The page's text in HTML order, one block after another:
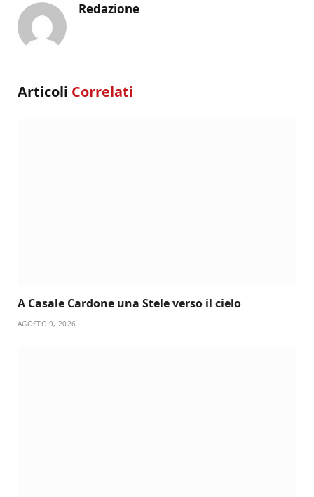
Redazione
Articoli Correlati
A Casale Cardone una Stele verso il cielo
AGOSTO 9, 2026